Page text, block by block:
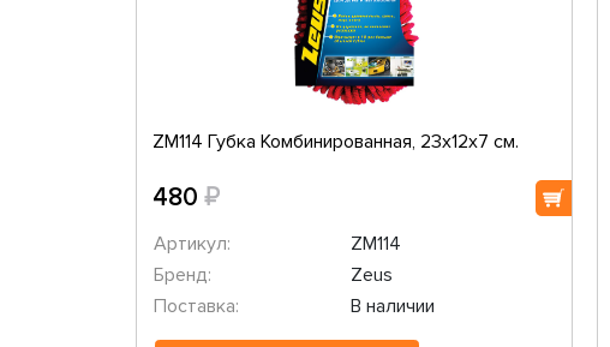
ZM114 Губка Комбинированная, 23x12x7 см.
480 ₽
Артикул:
ZM114
Бренд:
Zeus
Поставка:
В наличии